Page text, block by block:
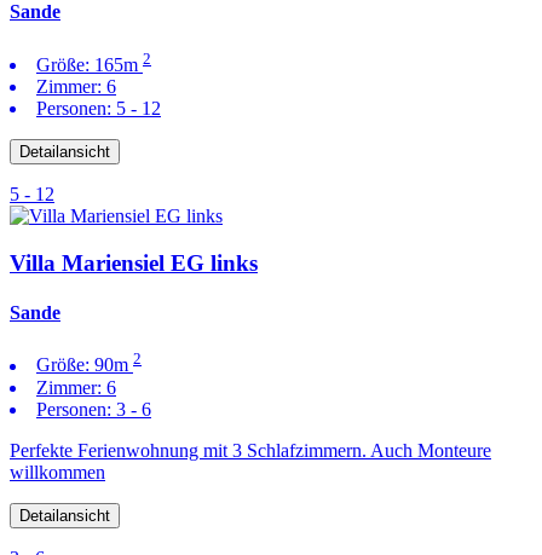
Sande
Größe: 165m 2
Zimmer: 6
Personen: 5 - 12
Detailansicht
5 - 12
Villa Mariensiel EG links
Sande
Größe: 90m 2
Zimmer: 6
Personen: 3 - 6
Perfekte Ferienwohnung mit 3 Schlafzimmern. Auch Monteure
willkommen
Detailansicht